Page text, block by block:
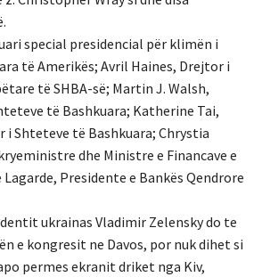
special presidencial për klimën i
të Amerikës; Avril Haines, Drejtor i
të SHBA-së; Martin J. Walsh,
të Bashkuara; Katherine Tai,
i Shteteve të Bashkuara; Chrystia
dhe Ministre e Financave e
Presidente e Bankës Qendrore
ukrainas Vladimir Zelensky do te
e kongresit ne Davos, por nuk dihet si
permes ekranit driket nga Kiv,